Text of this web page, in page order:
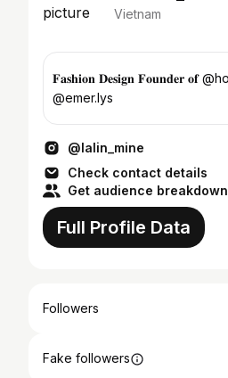
Vietnam
𝐅𝐚𝐬𝐡𝐢𝐨𝐧 𝐃𝐞𝐬𝐢𝐠𝐧 𝐅𝐨𝐮𝐧𝐝𝐞𝐫 𝐨𝐟
@emer.lys
@lalin_mine
Check contact details
Get audience breakdown
Full Profile Data
Followers
Fake followers